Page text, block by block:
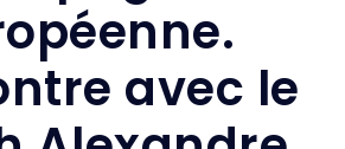
avec le